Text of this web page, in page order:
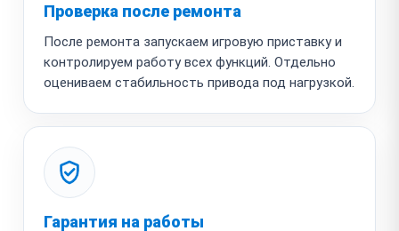
Проверка после ремонта
После ремонта запускаем игровую приставку и
контролируем работу всех функций. Отдельно
оцениваем стабильность привода под нагрузкой.
Гарантия на работы